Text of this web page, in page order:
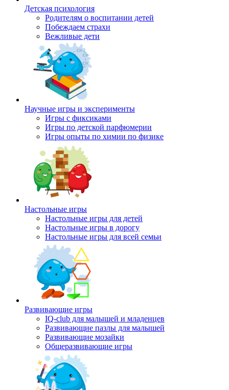
Детская психология
Родителям о воспитании детей
Побеждаем страхи
Вежливые дети
Научные игры и эксперименты
Игры с фиксиками
Игры по детской парфюмерии
Игры опыты по химии по физике
Настольные игры
Настольные игры для детей
Настольные игры в дорогу
Настольные игры для всей семьи
Развивающие игры
IQ-club для малышей и младенцев
Развивающие пазлы для малышей
Развивающие мозайки
Общеразвивающие игры